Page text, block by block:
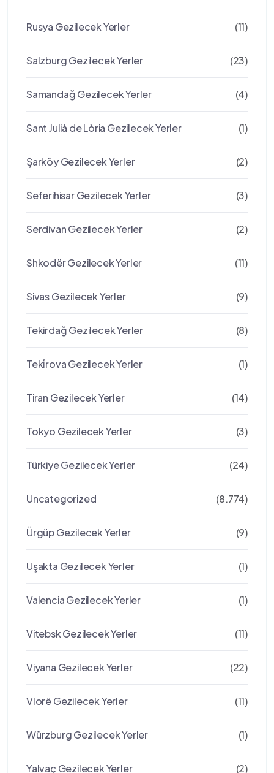
Rusya Gezilecek Yerler (11)
Salzburg Gezilecek Yerler (23)
Samandağ Gezilecek Yerler (4)
Sant Julià de Lòria Gezilecek Yerler (1)
Şarköy Gezilecek Yerler (2)
Seferihisar Gezilecek Yerler (3)
Serdivan Gezilecek Yerler (2)
Shkodër Gezilecek Yerler (11)
Sivas Gezilecek Yerler (9)
Tekirdağ Gezilecek Yerler (8)
Teki̇rova Gezilecek Yerler (1)
Tiran Gezilecek Yerler (14)
Tokyo Gezilecek Yerler (3)
Türkiye Gezilecek Yerler (24)
Uncategorized (8.774)
Ürgüp Gezilecek Yerler (9)
Uşakta Gezilecek Yerler (1)
Valencia Gezilecek Yerler (1)
Vitebsk Gezilecek Yerler (11)
Viyana Gezilecek Yerler (22)
Vlorë Gezilecek Yerler (11)
Würzburg Gezilecek Yerler (1)
Yalvaç Gezilecek Yerler (2)